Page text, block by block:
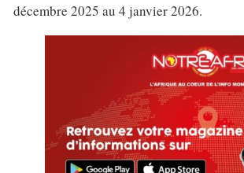
décembre 2025 au 4 janvier 2026.